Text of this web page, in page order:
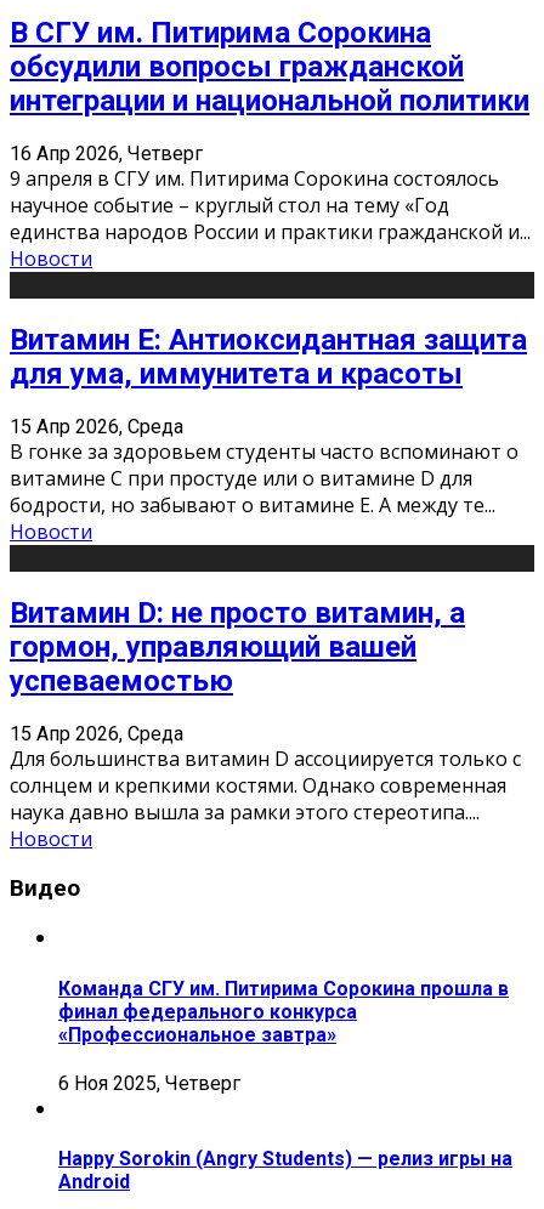
В СГУ им. Питирима Сорокина
обсудили вопросы гражданской
интеграции и национальной политики
16 Апр 2026, Четверг
9 апреля в СГУ им. Питирима Сорокина состоялось
научное событие – круглый стол на тему «Год
единства народов России и практики гражданской и...
Новости
Витамин Е: Антиоксидантная защита
для ума, иммунитета и красоты
15 Апр 2026, Среда
В гонке за здоровьем студенты часто вспоминают о
витамине С при простуде или о витамине D для
бодрости, но забывают о витамине Е. А между те...
Новости
Витамин D: не просто витамин, а
гормон, управляющий вашей
успеваемостью
15 Апр 2026, Среда
Для большинства витамин D ассоциируется только с
солнцем и крепкими костями. Однако современная
наука давно вышла за рамки этого стереотипа....
Новости
Видео
Команда СГУ им. Питирима Сорокина прошла в
финал федерального конкурса
«Профессиональное завтра»
6 Ноя 2025, Четверг
Happy Sorokin (Angry Students) — релиз игры на
Android